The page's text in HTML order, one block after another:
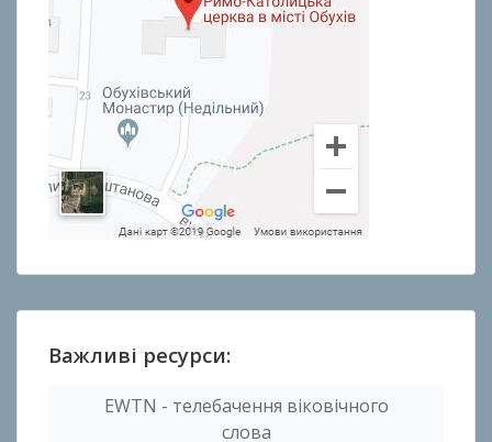
Важливі ресурси:
EWTN - телебачення віковічного
слова